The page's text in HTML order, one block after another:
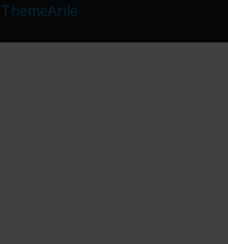
ThemeArile